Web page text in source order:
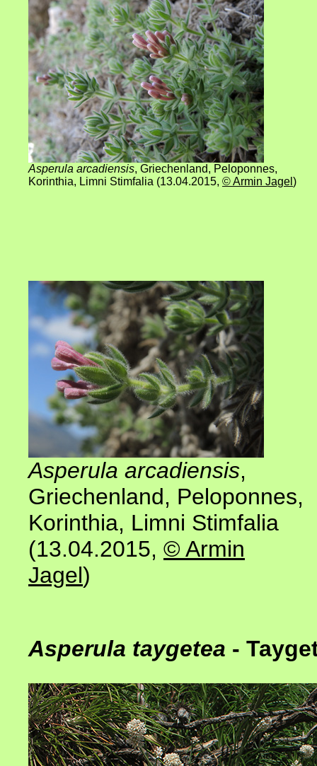
Asperula arcadiensis, Griechenland, Peloponnes,
Korinthia, Limni Stimfalia (13.04.2015, © Armin Jagel )
Asperula arcadiensis,
Griechenland, Peloponnes,
Korinthia, Limni Stimfalia
(13.04.2015, © Armin
Jagel)
Asperula taygetea -